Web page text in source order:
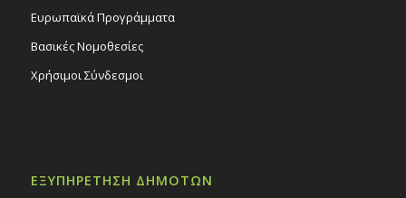
Ευρωπαϊκά Προγράμματα
Βασικές Νομοθεσίες
Χρήσιμοι Σύνδεσμοι
ΕΞΥΠΗΡΕΤΗΣΗ ΔΗΜΟΤΩΝ